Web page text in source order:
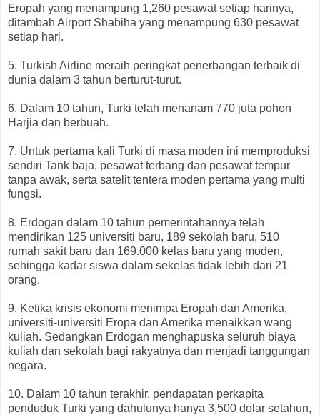
Eropah yang menampung 1,260 pesawat setiap harinya,
ditambah Airport Shabiha yang menampung 630 pesawat
setiap hari.
5. Turkish Airline meraih peringkat penerbangan terbaik di
dunia dalam 3 tahun berturut-turut.
6. Dalam 10 tahun, Turki telah menanam 770 juta pohon
Harjia dan berbuah.
7. Untuk pertama kali Turki di masa moden ini memproduksi
sendiri Tank baja, pesawat terbang dan pesawat tempur
tanpa awak, serta satelit tentera moden pertama yang multi
fungsi.
8. Erdogan dalam 10 tahun pemerintahannya telah
mendirikan 125 universiti baru, 189 sekolah baru, 510
rumah sakit baru dan 169.000 kelas baru yang moden,
sehingga kadar siswa dalam sekelas tidak lebih dari 21
orang.
9. Ketika krisis ekonomi menimpa Eropah dan Amerika,
universiti-universiti Eropa dan Amerika menaikkan wang
kuliah. Sedangkan Erdogan menghapuska seluruh biaya
kuliah dan sekolah bagi rakyatnya dan menjadi tanggungan
negara.
10. Dalam 10 tahun terakhir, pendapatan perkapita
penduduk Turki yang dahulunya hanya 3,500 dolar setahun,